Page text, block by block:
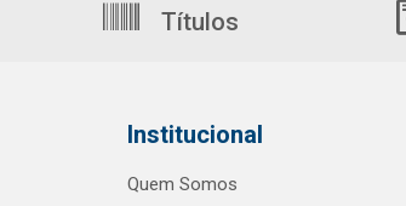
Títulos
Institucional
Quem Somos